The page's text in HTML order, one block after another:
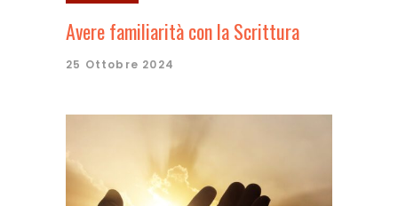
Avere familiarità con la Scrittura
25 Ottobre 2024